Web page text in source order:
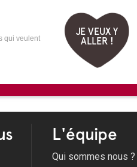
qui veulent
JE VEUX Y
ALLER !
L'équipe
Qui sommes nous ?